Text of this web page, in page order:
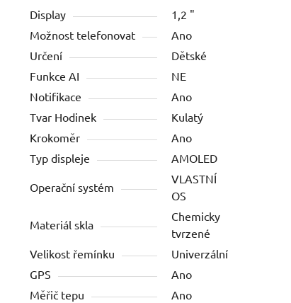
Display
1,2 "
Možnost telefonovat
Ano
Určení
Dětské
Funkce AI
NE
Notifikace
Ano
Tvar Hodinek
Kulatý
Krokoměr
Ano
Typ displeje
AMOLED
Operační systém
VLASTNÍ
OS
Materiál skla
Chemicky
tvrzené
Velikost řemínku
Univerzální
GPS
Ano
Měřič tepu
Ano